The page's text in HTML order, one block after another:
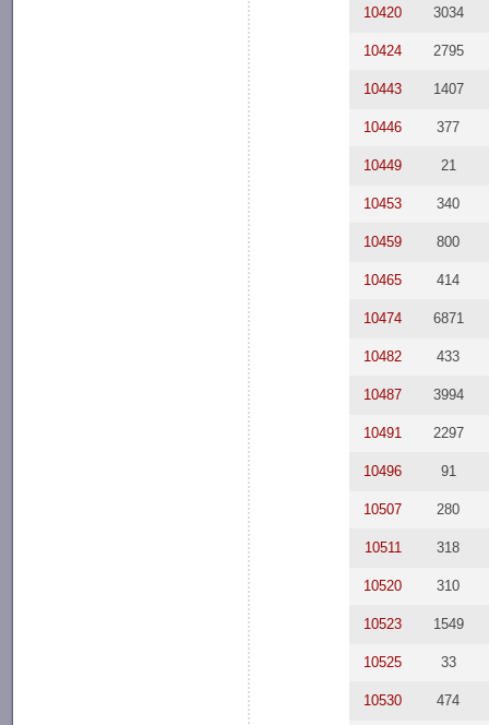
10420 3034
10424 2795
10443 1407
10446 377
10449 21
10453 340
10459 800
10465 414
10474 6871
10482 433
10487 3994
10491 2297
10496 91
10507 280
10511 318
10520 310
10523 1549
10525 33
10530 474